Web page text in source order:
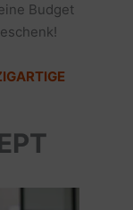
Budget